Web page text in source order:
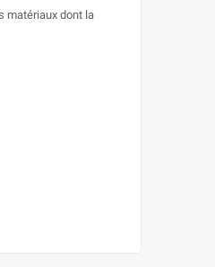
matériaux dont la